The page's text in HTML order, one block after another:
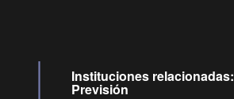
Instituciones relacionadas:
Previsión